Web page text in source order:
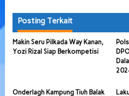
Posting Terkait
Makin Seru Pilkada Way Kanan,
Yozi Rizal Siap Berkompetisi
Onderlagh Kampung Tiuh Balak